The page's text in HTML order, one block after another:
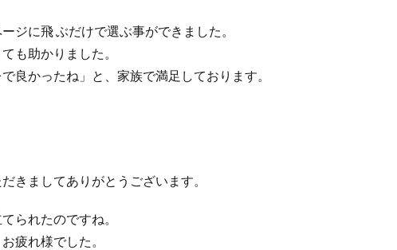
ジに飛 ぶだけで選ぶ事ができました。
も助かりました。
良かったね」と、家族で満足しております。
きましてありがとうございます。
られたのですね。
疲れ様でした。